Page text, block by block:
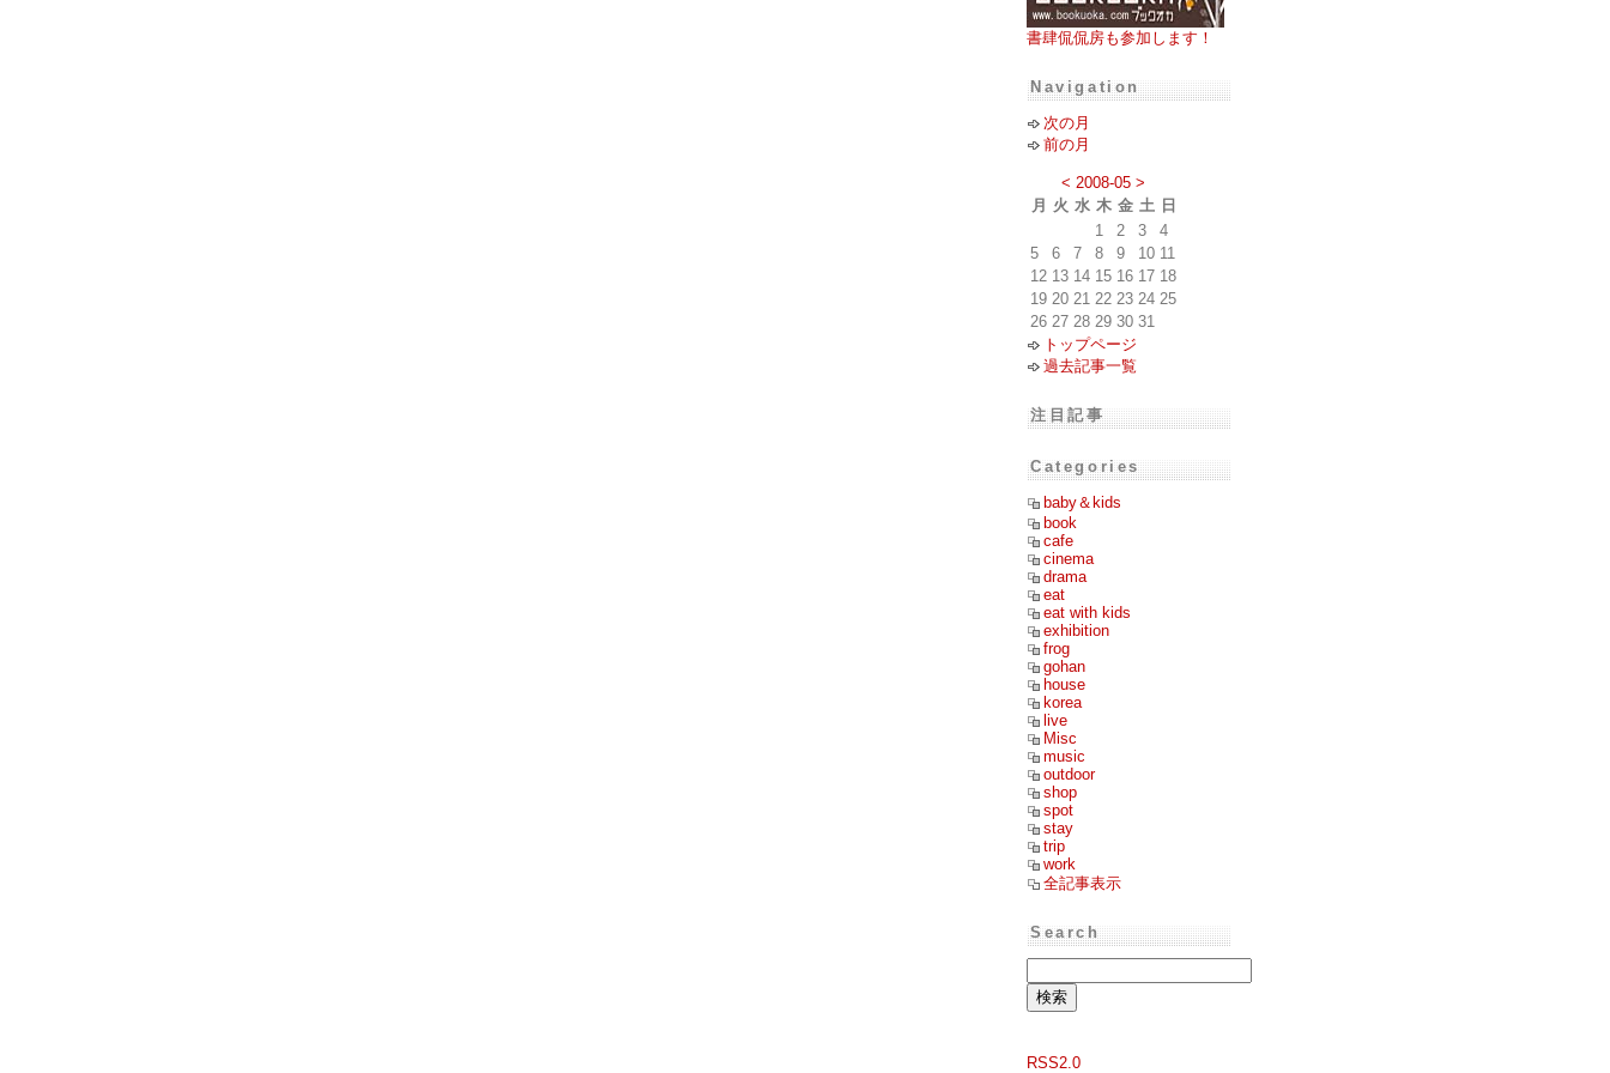
書肆侃侃房も参加します！
Navigation
次の月
前の月
< 2008-05 >
月
火 水 木 金 土 日
1
2 3
4
5
6 7 8 9 10 11
12 13 14 15 16 17 18
19 20 21 22 23 24 25
26 27 28 29 30 31
トップページ
過去記事一覧
注目記事
Categories
baby＆kids
book
cafe
cinema
drama
eat
eat with kids
exhibition
frog
gohan
house
korea
live
Misc
music
outdoor
shop
spot
stay
trip
work
全記事表示
Search
RSS2.0